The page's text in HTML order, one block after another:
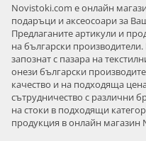
Novistoki.com e онлайн
подаръци и аксеосоари за
Предлаганите артикули и
на български
запознат с пазара на
онези български
качество и на подходяща
сътрудничество с различни
на стоки в подходящи
продукция в онлайн магазин